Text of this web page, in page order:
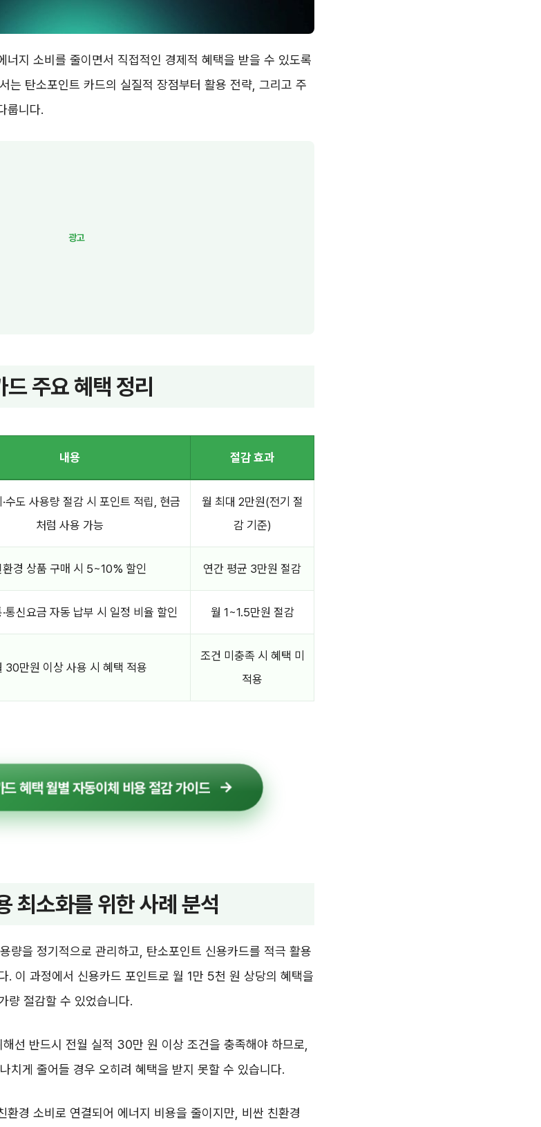
너지 소비를 줄이면서 직접적인 경제적 혜택을 받을 수 있도록
는 탄소포인트 카드의 실질적 장점부터 활용 전략, 그리고 주
룹니다.
주요 혜택 정리
내용 절감 효과
수도 사용량 절감 시 포인트 적립, 현금
처럼 사용 가능
월 최대 2만원(전기 절
감 기준)
환경 상품 구매 시 5~10% 할인 연간 평균 3만원 절감
통신요금 자동 납부 시 일정 비율 할인 월 1~1.5만원 절감
30만원 이상 사용 시 혜택 적용
조건 미충족 시 혜택 미
적용
혜택 월별 자동이체 비용 절감 가이드
최소화를 위한 사례 분석
량을 정기적으로 관리하고, 탄소포인트 신용카드를 적극 활용
. 이 과정에서 신용카드 포인트로 월 1만 5천 원 상당의 혜택을
량 절감할 수 있었습니다.
선 반드시 전월 실적 30만 원 이상 조건을 충족해야 하므로,
치게 줄어들 경우 오히려 혜택을 받지 못할 수 있습니다.
환경 소비로 연결되어 에너지 비용을 줄이지만, 비싼 친환경